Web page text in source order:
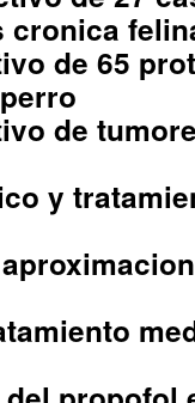
cronica
de 65
de
y